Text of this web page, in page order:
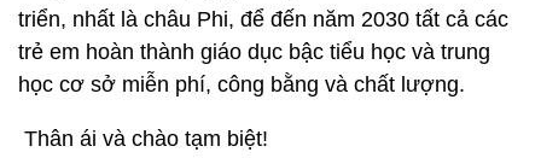
triển, nhất là châu Phi, để đến năm 2030 tất cả các
trẻ em hoàn thành giáo dục bậc tiểu học và trung
học cơ sở miễn phí, công bằng và chất lượng.
Thân ái và chào tạm biệt!